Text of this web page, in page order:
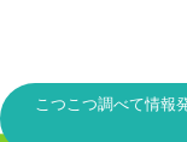
こつこつ調べて情